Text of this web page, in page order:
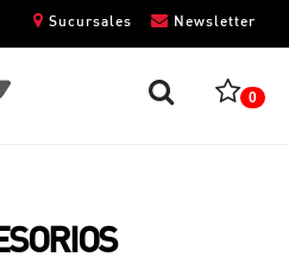
Newsletter
Sucursales
0